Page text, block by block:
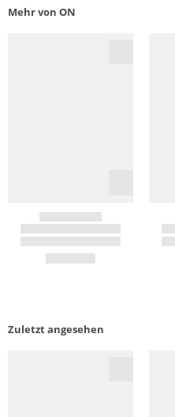
Mehr von ON
Zuletzt angesehen